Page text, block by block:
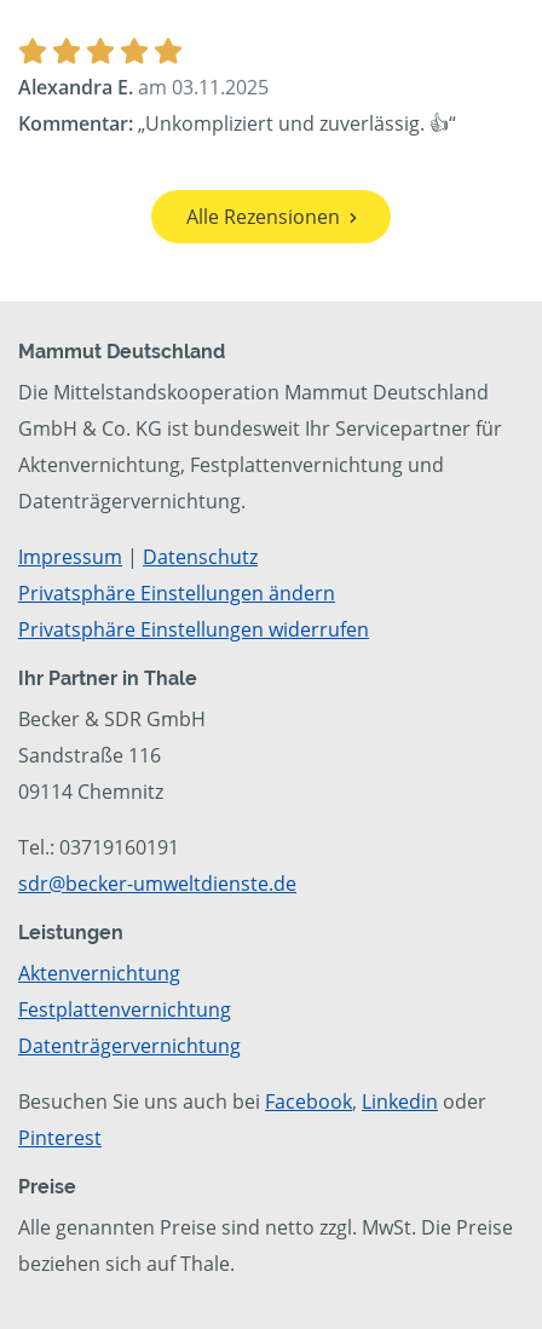
Alexandra E.am 03.11.2025
Kommentar:„Unkompliziert und zuverlässig. 👍“
Alle Rezensionen
Mammut Deutschland
Die Mittelstandskooperation Mammut Deutschland
GmbH & Co. KG ist bundesweit Ihr Servicepartner für
Aktenvernichtung, Festplattenvernichtung und
Datenträgervernichtung.
Impressum | Datenschutz
Privatsphäre Einstellungen ändern
Privatsphäre Einstellungen widerrufen
Ihr Partner in Thale
Becker & SDR GmbH
Sandstraße 116
09114 Chemnitz
Tel.: 03719160191
sdr@becker-umweltdienste.de
Leistungen
Aktenvernichtung
Festplattenvernichtung
Datenträgervernichtung
Besuchen Sie uns auch bei Facebook, Linkedin oder
Pinterest
Preise
Alle genannten Preise sind netto zzgl. MwSt. Die Preise
beziehen sich auf Thale.